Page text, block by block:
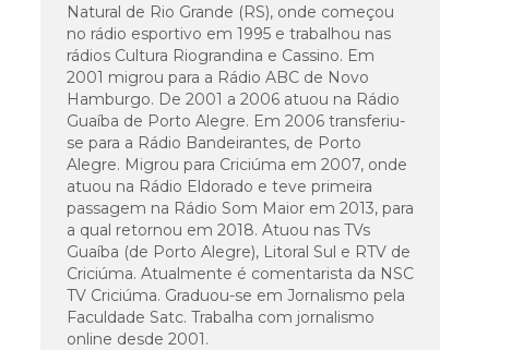
Natural de Rio Grande (RS), onde começou
no rádio esportivo em 1995 e trabalhou nas
rádios Cultura Riograndina e Cassino. Em
2001 migrou para a Rádio ABC de Novo
Hamburgo. De 2001 a 2006 atuou na Rádio
Guaíba de Porto Alegre. Em 2006 transferiu-
se para a Rádio Bandeirantes, de Porto
Alegre. Migrou para Criciúma em 2007, onde
atuou na Rádio Eldorado e teve primeira
passagem na Rádio Som Maior em 2013, para
a qual retornou em 2018. Atuou nas TVs
Guaíba (de Porto Alegre), Litoral Sul e RTV de
Criciúma. Atualmente é comentarista da NSC
TV Criciúma. Graduou-se em Jornalismo pela
Faculdade Satc. Trabalha com jornalismo
online desde 2001.